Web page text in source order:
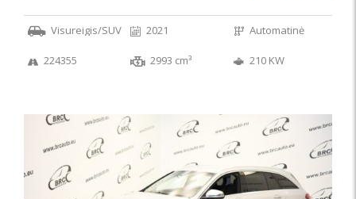
Visureigis/SUV 2021 Automatinė
224355 2993 cm³ 210 KW
52